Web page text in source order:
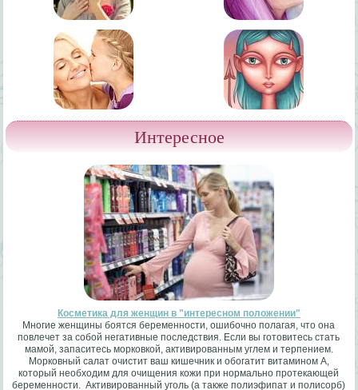
Интересное
Косметика для женщин в "интересном положении"
Многие женщины боятся беременности, ошибочно полагая, что она
повлечет за собой негативные последствия. Если вы готовитесь стать
мамой, запаситесь морковкой, активированным углем и терпением.
Морковный салат очистит ваш кишечник и обогатит витамином А,
который необходим для очищения кожи при нормально протекающей
беременности. Активированный уголь (а также полиэфипат и полисорб)